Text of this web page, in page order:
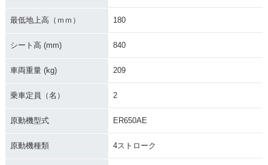
2014年 Versys 650
ジ
2014年 Versys 65
最低地上高（ｍｍ） 180
シート高 (mm) 840
車両重量 (kg) 209
乗車定員（名） 2
原動機型式 ER650AE
原動機種類 4ストローク